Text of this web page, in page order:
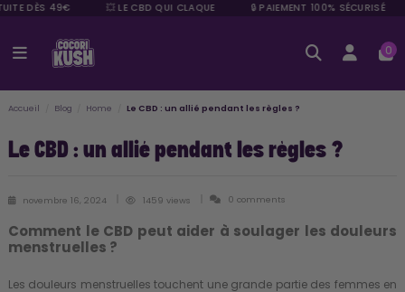
DÈS 49€ 💥 LE CBD QUI CLAQUE 🔒 PAIEMENT 100% SÉCURISÉ
0
Accueil Blog Home Le CBD : un allié pendant les règles ?
Le CBD : un allié pendant les règles ?
novembre 16, 2024 1459 views 0 comments
Comment le CBD peut aider à soulager les douleurs
menstruelles ?
Les douleurs menstruelles touchent une grande partie des femmes en